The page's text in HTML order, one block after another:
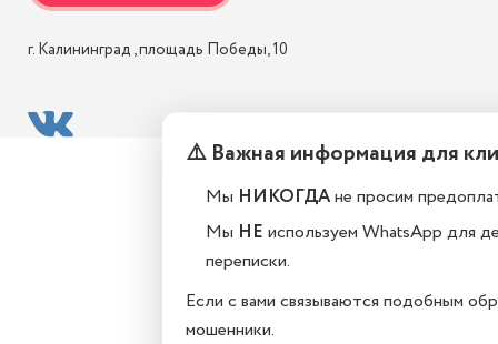
г. Калининград , площадь Победы, 10
⚠️ Важная информация для
Мы НИКОГДАне просим
Мы НЕ используем WhatsApp для
переписки.
Если с вами связываются подобным
мошенники.